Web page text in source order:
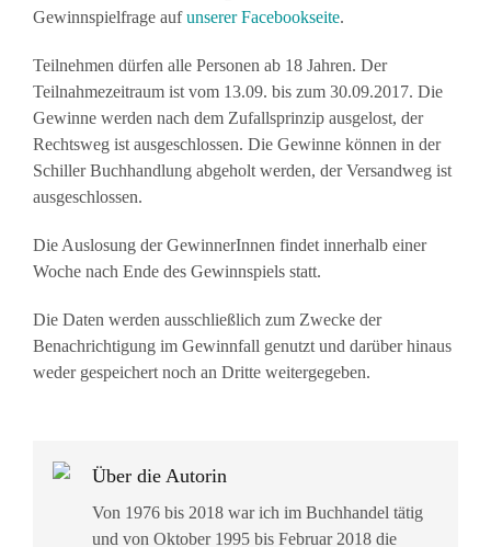
Gewinnspielfrage aufunserer Facebookseite.
Teilnehmen dürfen alle Personen ab 18 Jahren. Der
Teilnahmezeitraum ist vom 13.09. bis zum 30.09.2017. Die
Gewinne werden nach dem Zufallsprinzip ausgelost, der
Rechtsweg ist ausgeschlossen. Die Gewinne können in der
Schiller Buchhandlung abgeholt werden, der Versandweg ist
ausgeschlossen.
Die Auslosung der GewinnerInnen findet innerhalb einer
Woche nach Ende des Gewinnspiels statt.
Die Daten werden ausschließlich zum Zwecke der
Benachrichtigung im Gewinnfall genutzt und darüber hinaus
weder gespeichert noch an Dritte weitergegeben.
Über die Autorin
Von 1976 bis 2018 war ich im Buchhandel tätig
und von Oktober 1995 bis Februar 2018 die